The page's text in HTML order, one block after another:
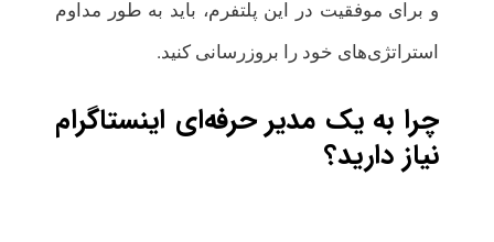
و برای موفقیت در این پلتفرم، باید به طور مداوم
استراتژی‌های خود را بروزرسانی کنید.
چرا به یک مدیر حرفه‌ای اینستاگرام
نیاز دارید؟